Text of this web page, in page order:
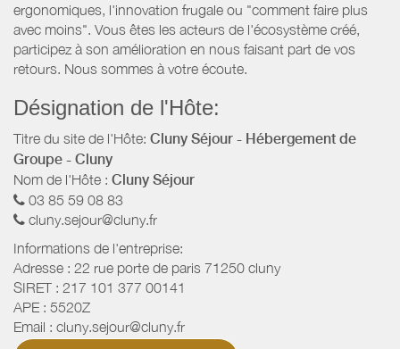
ergonomiques, l'innovation frugale ou "comment faire plus
avec moins". Vous êtes les acteurs de l'écosystème créé,
participez à son amélioration en nous faisant part de vos
retours. Nous sommes à votre écoute.
Désignation de l'Hôte:
Titre du site de l'Hôte: Cluny Séjour - Hébergement de
Groupe - Cluny
Nom de l'Hôte : Cluny Séjour
03 85 59 08 83
cluny.sejour@cluny.fr
Informations de l'entreprise:
Adresse : 22 rue porte de paris 71250 cluny
SIRET : 217 101 377 00141
APE : 5520Z
Email : cluny.sejour@cluny.fr